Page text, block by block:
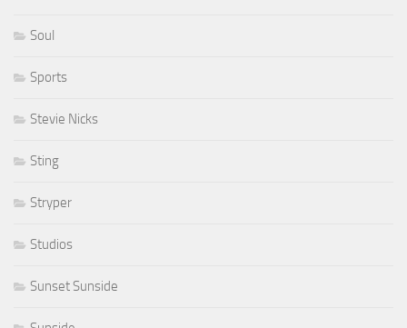
Soul
Sports
Stevie Nicks
Sting
Stryper
Studios
Sunset Sunside